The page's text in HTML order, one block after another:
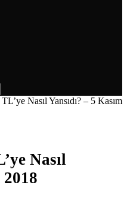
Nasıl Yansıdı? – 5 Kasım
Nasıl
2018